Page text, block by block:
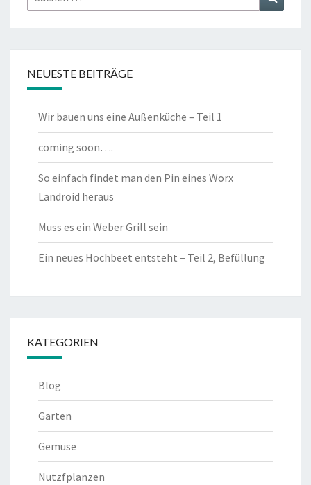
nach:
NEUESTE BEITRÄGE
Wir bauen uns eine Außenküche – Teil 1
coming soon….
So einfach findet man den Pin eines Worx
Landroid heraus
Muss es ein Weber Grill sein
Ein neues Hochbeet entsteht – Teil 2, Befüllung
KATEGORIEN
Blog
Garten
Gemüse
Nutzfplanzen